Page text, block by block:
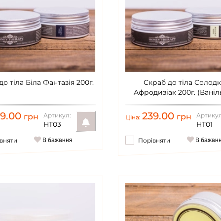
тіла Біла Фантазія 200г.
грн Артикул:
HT03
Повідомити
В бажання
Скраб до тіла
Афродизіак 200г.
Ціна:239.00 грн
HT01
Порівняти В